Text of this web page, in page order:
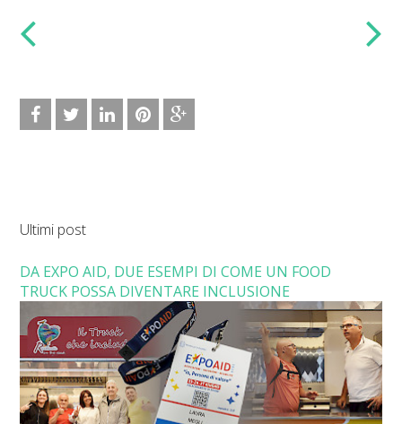
Ultimi post
DA EXPO AID, DUE ESEMPI DI COME UN FOOD
TRUCK POSSA DIVENTARE INCLUSIONE